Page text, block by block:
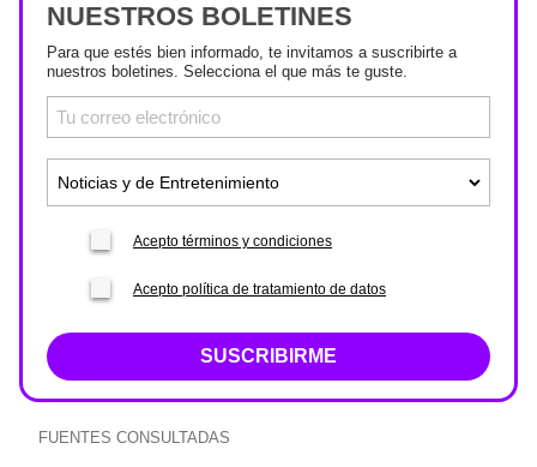
NUESTROS BOLETINES
Para que estés bien informado, te invitamos a suscribirte a
nuestros boletines. Selecciona el que más te guste.
Acepto términos y condiciones
Acepto política de tratamiento de datos
SUSCRIBIRME
FUENTES CONSULTADAS